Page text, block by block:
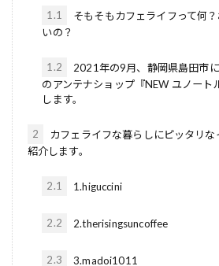
1.1
そもそもカフェライフって何
いの？
1.2
2021年の9月、静岡県島田市
のアンテナショップ『NEW ユノート
します。
2
カフェライフな暮らしにピッタリ
紹介します。
2.1 1.higuccini
2.2 2.therisingsuncoffee
2.3 3.madoi1011